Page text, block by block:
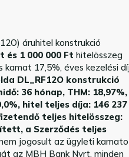
áruhitel konstrukció
és 1 000 000 Ft hitelösszeg
kamat 17,5%, éves kezelési díj
DL_RF12O konstrukció
36 hónap, THM: 18,97%,
hitel teljes díja: 146 237
teljes hitelösszeg:
a Szerződés teljes
jogosult az ügyleti
az MBH Bank Nyrt. minden